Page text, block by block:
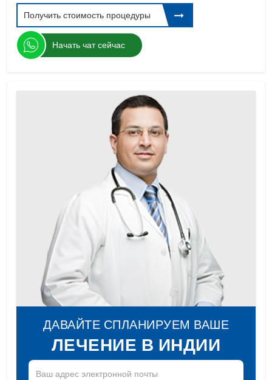
Получить стоимость процедуры
Начать чат сейчас
ДАВАЙТЕ СПЛАНИРУЕМ ВАШЕ
ЛЕЧЕНИЕ В ИНДИИ